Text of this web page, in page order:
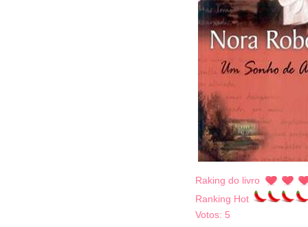
Raking do livro
Ranking Hot
Votos: 5